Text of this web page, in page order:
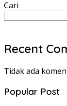
Cari
Recent
Tidak ada
Popular Post